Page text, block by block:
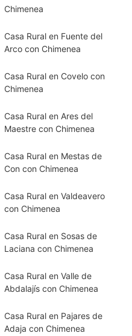
Chimenea
Casa Rural en Fuente del
Arco con Chimenea
Casa Rural en Covelo con
Chimenea
Casa Rural en Ares del
Maestre con Chimenea
Casa Rural en Mestas de
Con con Chimenea
Casa Rural en Valdeavero
con Chimenea
Casa Rural en Sosas de
Laciana con Chimenea
Casa Rural en Valle de
Abdalajís con Chimenea
Casa Rural en Pajares de
Adaja con Chimenea